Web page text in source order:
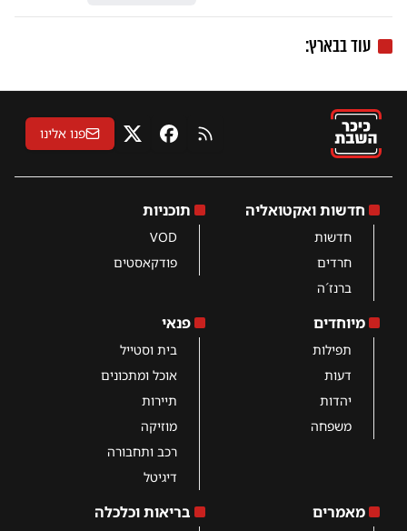
עוד בבארץ:
RSS פייסבוקX פנו אלינו
חדשות ואקטואליה
חדשות
חרדים
ברנז´ה
תוכניות
VOD
פודקאסטים
מיוחדים
תפילות
דעות
יהדות
משפחה
פנאי
בית וסטייל
אוכל ומתכונים
תיירות
מוזיקה
רכב ותחבורה
דיגיטל
מאמרים בריאות וכלכלה